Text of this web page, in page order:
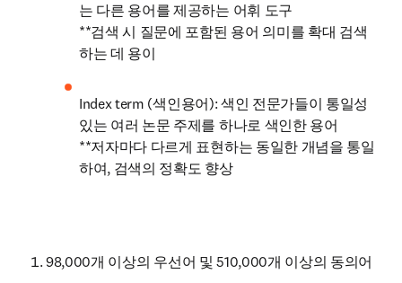
는 다른 용어를 제공하는 어휘 도구
**검색 시 질문에 포함된 용어 의미를 확대 검색
하는 데 용이
Index term (색인용어): 색인 전문가들이 통일성
있는 여러 논문 주제를 하나로 색인한 용어
**저자마다 다르게 표현하는 동일한 개념을 통일
하여, 검색의 정확도 향상
98,000개 이상의 우선어 및 510,000개 이상의 동의어